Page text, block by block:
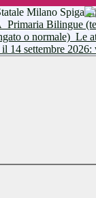
Primaria Bilingue
o normale) Le
14 settembre 2026: